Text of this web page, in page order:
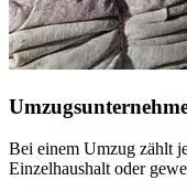
Bei einem Umzug zählt
Einzelhaushalt oder